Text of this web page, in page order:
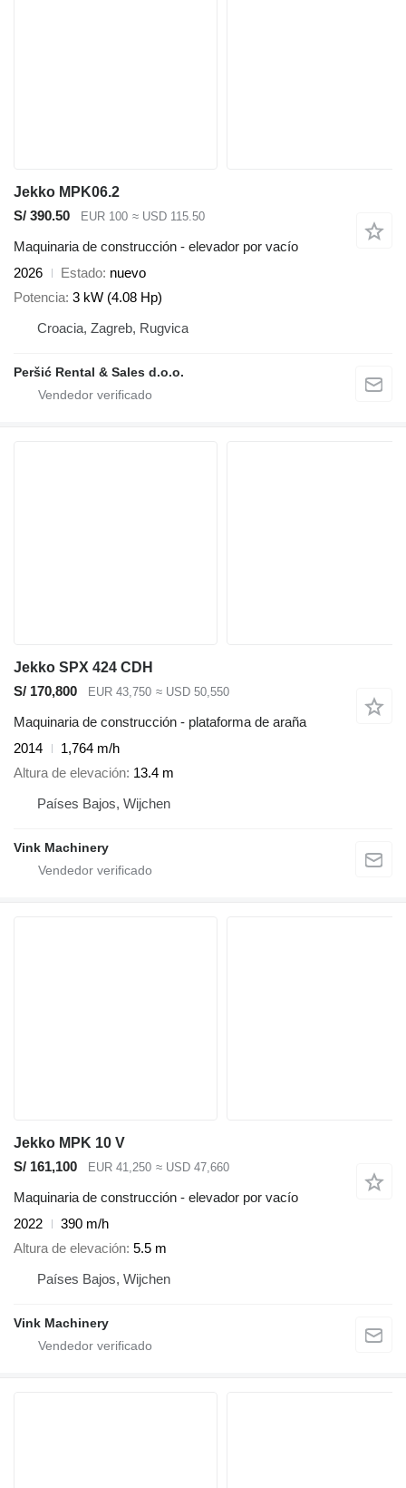
Jekko MPK06.2
S/ 390.50
EUR 100 ≈ USD 115.50
Maquinaria de construcción - elevador por vacío
2026
Estado nuevo
Potencia 3 kW (4.08 Hp)
Croacia, Zagreb, Rugvica
Peršić Rental & Sales d.o.o.
Jekko SPX 424 CDH
S/ 170,800
EUR 43,750 ≈ USD 50,550
Maquinaria de construcción - plataforma de araña
2014
1,764 m/h
Altura de elevación 13.4 m
Países Bajos, Wijchen
Vink Machinery
Jekko MPK 10 V
S/ 161,100
EUR 41,250 ≈ USD 47,660
Maquinaria de construcción - elevador por vacío
2022
390 m/h
Altura de elevación 5.5 m
Países Bajos, Wijchen
Vink Machinery